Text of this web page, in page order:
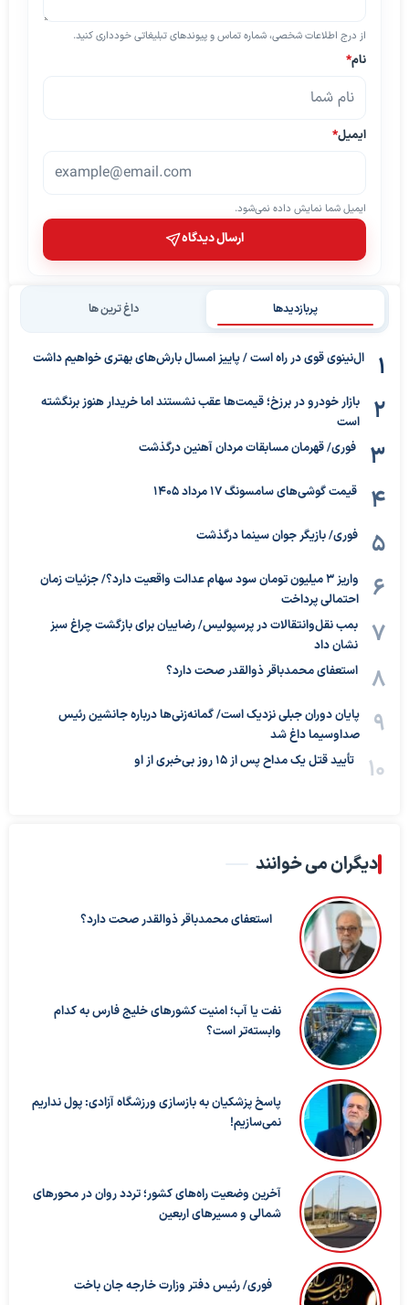
از درج اطلاعات شخصی، شماره تماس و پیوندهای تبلیغاتی خودداری کنید.
نام*
ایمیل*
ایمیل شما نمایش داده نمی‌شود.
ارسال دیدگاه
پربازدیدها داغ ترین ها
ال‌نینوی قوی در راه است / پاییز امسال بارش‌های بهتری خواهیم داشت
بازار خودرو در برزخ؛ قیمت‌ها عقب نشستند اما خریدار هنوز برنگشته
است
فوری/ قهرمان مسابقات مردان آهنین درگذشت
قیمت گوشی‌های سامسونگ 17 مرداد 1405
فوری/ بازیگر جوان سینما درگذشت
واریز ۳ میلیون تومان سود سهام عدالت واقعیت دارد؟/ جزئیات زمان
احتمالی پرداخت
بمب نقل‌وانتقالات در پرسپولیس/ رضاییان برای بازگشت چراغ سبز
نشان داد
استعفای محمدباقر ذوالقدر صحت دارد؟
پایان دوران جبلی نزدیک است/ گمانه‌زنی‌ها درباره جانشین رئیس
صداوسیما داغ شد
تأیید قتل یک مداح پس از ۱۵ روز بی‌خبری از او
دیگران می خوانند
استعفای محمدباقر ذوالقدر صحت دارد؟
نفت یا آب؛ امنیت کشورهای خلیج فارس به کدام
وابسته‌تر است؟
پاسخ پزشکیان به بازسازی ورزشگاه آزادی: پول نداریم
نمی‌سازیم!
آخرین وضعیت راه‌های کشور؛ تردد روان در محورهای
شمالی و مسیرهای اربعین
فوری/ رئیس دفتر وزارت خارجه جان باخت